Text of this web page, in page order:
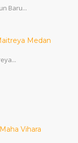
Baru...
Medan
Vihara